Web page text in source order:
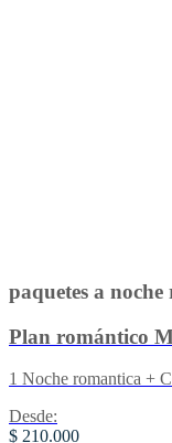
paquetes a
Plan romántico
1 Noche romantica +
Desde:
$ 210.000